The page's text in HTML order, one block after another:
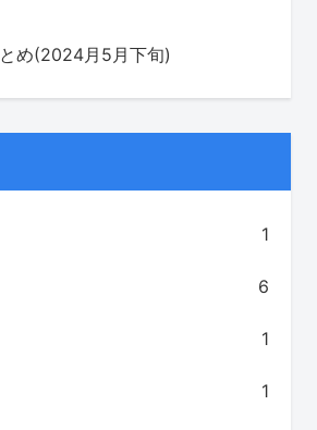
め(2024月5月下旬)
1
6
1
1